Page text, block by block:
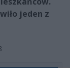
jeden z